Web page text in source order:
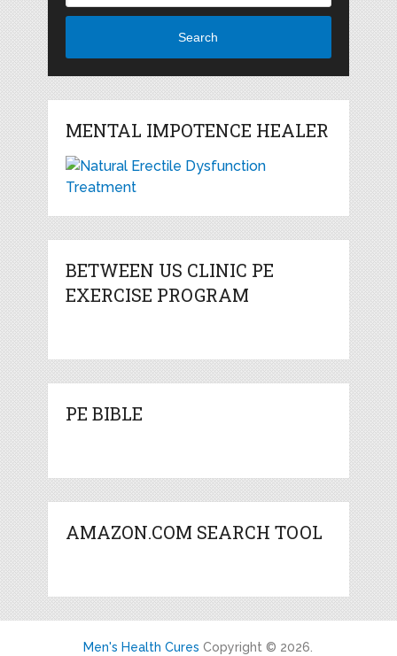
Search
MENTAL IMPOTENCE HEALER
BETWEEN US CLINIC PE
EXERCISE PROGRAM
PE BIBLE
AMAZON.COM SEARCH TOOL
Men's Health Cures Copyright © 2026.